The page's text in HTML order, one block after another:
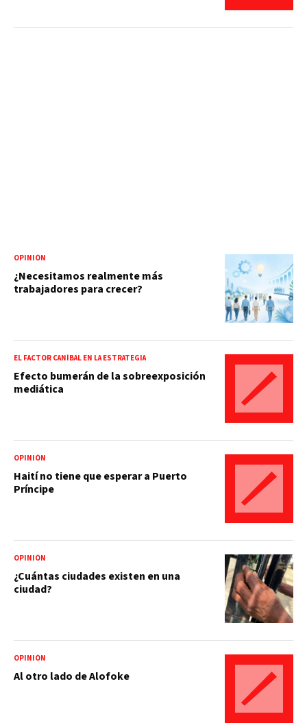
OPINIÓN
¿Necesitamos realmente más
trabajadores para crecer?
EL FACTOR CANÍBAL EN LA ESTRATEGIA
Efecto bumerán de la sobreexposición
mediática
OPINIÓN
Haití no tiene que esperar a Puerto
Príncipe
OPINIÓN
¿Cuántas ciudades existen en una
ciudad?
OPINIÓN
Al otro lado de Alofoke